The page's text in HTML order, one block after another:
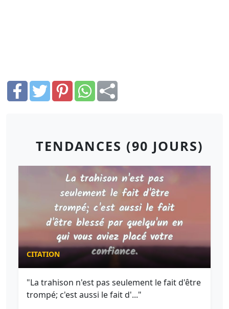
TENDANCES (90 JOURS)
CITATION
"La trahison n'est pas seulement le fait d'être
trompé; c'est aussi le fait d'..."